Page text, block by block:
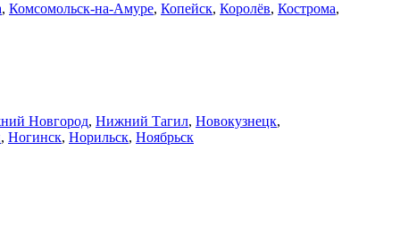
, Комсомольск-на-Амуре, Копейск, Королёв, Кострома,
Новгород, Нижний Тагил, Новокузнецк,
, Ногинск, Норильск, Ноябрьск